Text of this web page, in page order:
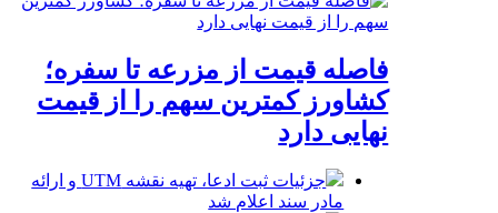
فاصله قیمت از مزرعه تا سفره؛
کشاورز کمترین سهم را از قیمت
نهایی دارد
جزئیات ثبت ادعا، تهیه نقشه UTM و ارائه
مادر سند اعلام شد